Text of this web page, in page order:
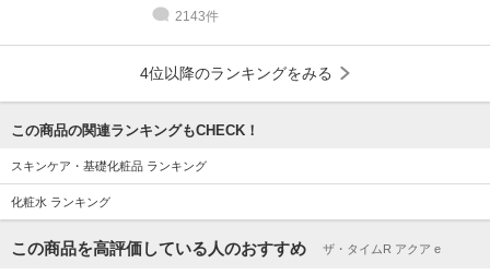
2143件
4位以降のランキングをみる
この商品の関連ランキングもCHECK！
スキンケア・基礎化粧品 ランキング
化粧水 ランキング
この商品を高評価している人のおすすめ ザ・タイムR アクア e